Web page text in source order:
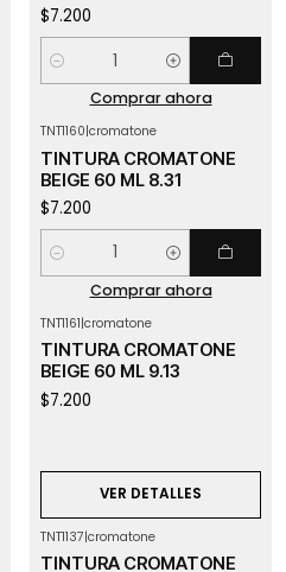
$7.200
Cantidad
Comprar ahora
TNT1160|cromatone
TINTURA CROMATONE
BEIGE 60 ML 8.31
$7.200
Cantidad
Comprar ahora
TNT1161|cromatone
TINTURA CROMATONE
BEIGE 60 ML 9.13
$7.200
VER DETALLES
TNT1137|cromatone
TINTURA CROMATONE